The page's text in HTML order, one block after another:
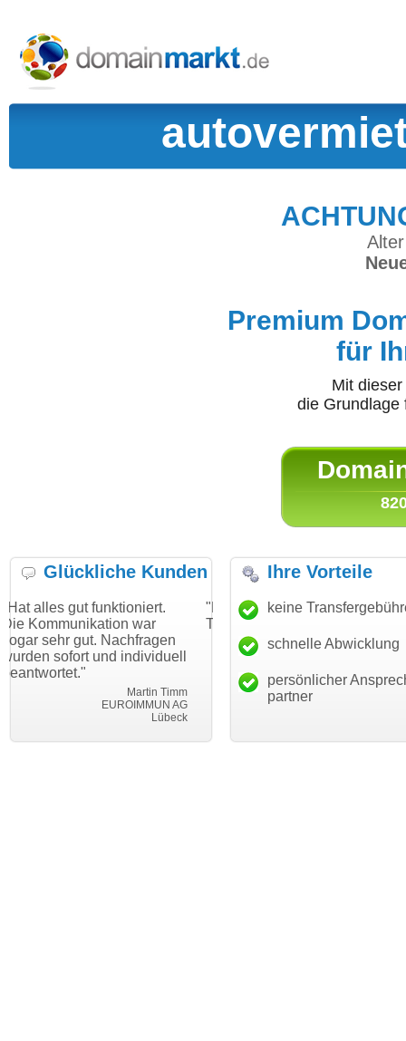
Premium
für
Mit
die
Glückliche Kunden
war
Nachfragen
individuell
"Danke für den schnellen
Transfer und guten Service!"
Thomas Schäfer
i can eckert communication GmbH
"Ich bin
haben. Die
mein
Ihre Vorteile
keine
schnelle Abwicklung
persönlicher
partner